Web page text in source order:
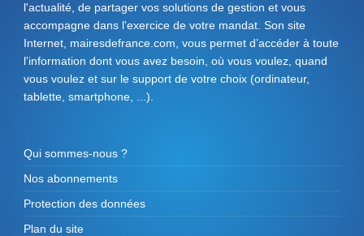
l'actualité, de partager vos solutions de gestion et vous
accompagne dans l'exercice de votre mandat. Son site
Internet, mairesdefrance.com, vous permet d’accéder à toute
l'information dont vous avez besoin, où vous voulez, quand
vous voulez et sur le support de votre choix (ordinateur,
tablette, smartphone, ...).
Qui sommes-nous ?
Nos abonnements
Protection des données
Plan du site